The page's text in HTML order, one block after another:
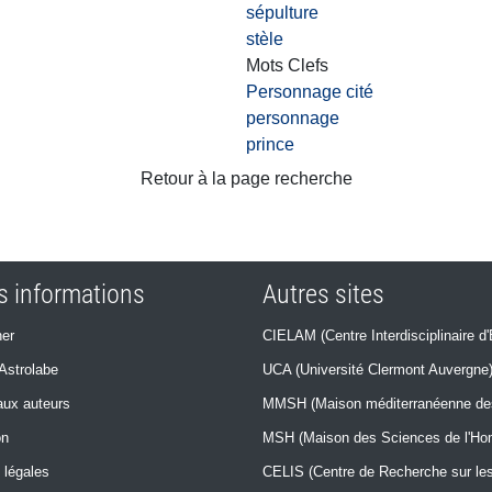
sépulture
stèle
Mots Clefs
Personnage cité
personnage
prince
Retour à la page recherche
informations
auteurs
Autres sites
CIELAM (Centre Interdisciplinaire
UCA (Université Clermont Auvergne)
MMSH (Maison méditerranéenne
MSH (Maison des Sciences de
CELIS (Centre de Recherche sur